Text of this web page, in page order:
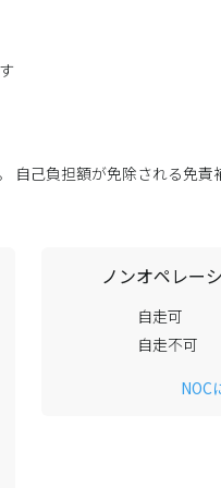
自己負担額が免除される免
ノンオペレー
自走可
自走不可
NOC